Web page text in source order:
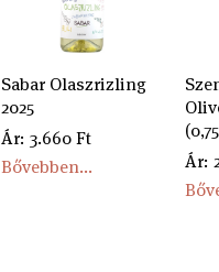
Sabar Olaszrizling
2025
Ár: 3.660 Ft
Bővebben...
Ár: